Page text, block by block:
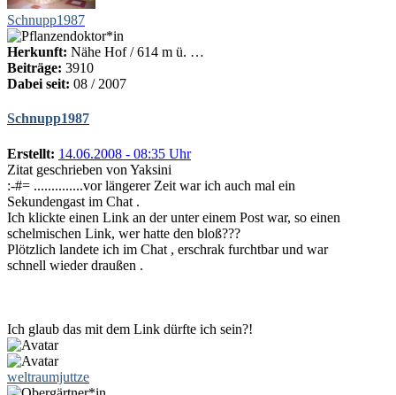
Schnupp1987
Herkunft: Nähe Hof / 614 m ü. …
Beiträge: 3910
Dabei seit: 08 / 2007
Schnupp1987
Erstellt: 14.06.2008 - 08:35 Uhr
Zitat geschrieben von Yaksini
:-#= ..............vor längerer Zeit war ich auch mal ein
Sekundengast im Chat .
Ich klickte einen Link an der unter einem Post war, so einen
schelmischen Link, wer hatte den bloß???
Plötzlich landete ich im Chat , erschrak furchtbar und war
schnell wieder draußen .
Ich glaub das mit dem Link dürfte ich sein?!
weltraumjuttze